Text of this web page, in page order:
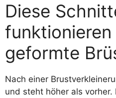
Diese
funktionieren
geformte
Nach einer
und steht höher als vorher.